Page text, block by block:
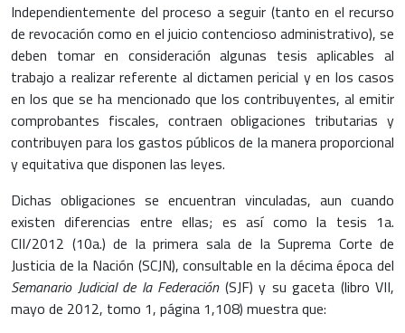
Independientemente del proceso a seguir (tanto en el recurso
de revocación como en el juicio contencioso administrativo), se
deben tomar en consideración algunas tesis aplicables al
trabajo a realizar referente al dictamen pericial y en los casos
en los que se ha mencionado que los contribuyentes, al emitir
comprobantes fiscales, contraen obligaciones tributarias y
contribuyen para los gastos públicos de la manera proporcional
y equitativa que disponen las leyes.
Dichas obligaciones se encuentran vinculadas, aun cuando
existen diferencias entre ellas; es así como la tesis 1a.
CII/2012 (10a.) de la primera sala de la Suprema Corte de
Justicia de la Nación (SCJN), consultable en la décima época del
Semanario Judicial de la Federación(SJF) y su gaceta (libro VII,
mayo de 2012, tomo 1, página 1,108) muestra que: